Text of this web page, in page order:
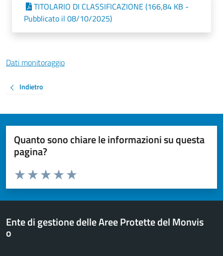
TITOLARIO DI CLASSIFICAZIONE (166,84 KB -
Pubblicato il 08/10/2025)
Dati monitoraggio
Indietro
Quanto sono chiare le informazioni su questa
pagina?
Valuta da 1 a 5 stelle la pagina
Valuta 5 stelle su 5
Valuta 4 stelle su 5
Valuta 3 stelle su 5
Valuta 2 stelle su 5
Valuta 1 stelle su 5
Ente di gestione delle Aree Protette del Monvis
o